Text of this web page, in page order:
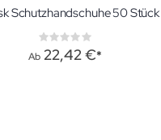
Schutzhandschuhe 50 Stück
Rating:
0%
Ab 22,42 €